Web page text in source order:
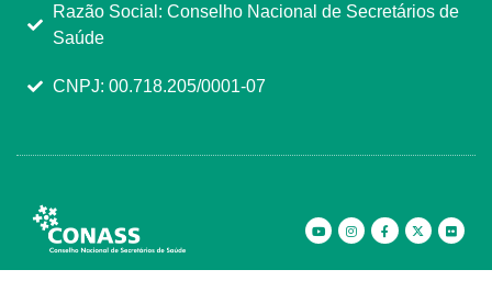
Razão Social: Conselho Nacional de Secretários de
Saúde
CNPJ: 00.718.205/0001-07